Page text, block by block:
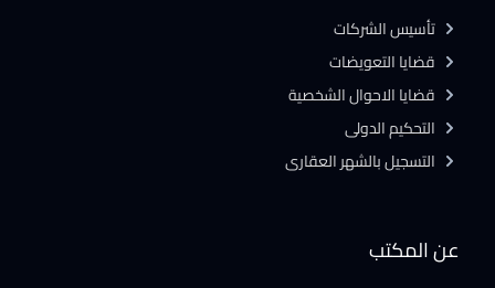
عن المكتب
تأسيس الشركات
قضايا التعويضات
قضايا الاحوال الشخصية
التحكيم الدولى
التسجيل بالشهر العقارى